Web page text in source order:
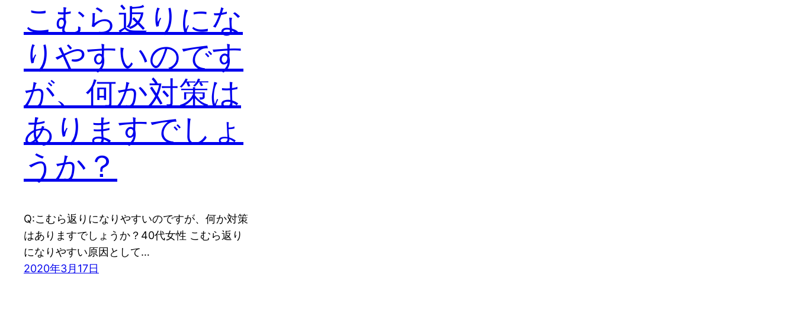
こむら返りにな
りやすいのです
が、何か対策は
ありますでしょ
うか？
Q:こむら返りになりやすいのですが、何か対策
はありますでしょうか？40代女性 こむら返り
になりやすい原因として…
2020年3月17日